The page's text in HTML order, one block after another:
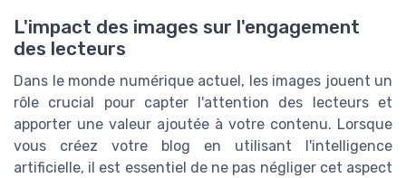
L'impact des images sur l'engagement
des lecteurs
Dans le monde numérique actuel, les images jouent un
rôle crucial pour capter l'attention des lecteurs et
apporter une valeur ajoutée à votre contenu. Lorsque
vous créez votre blog en utilisant l'intelligence
artificielle, il est essentiel de ne pas négliger cet aspect